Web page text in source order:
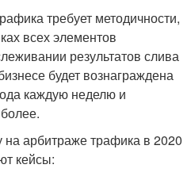
требует методичности,
всех элементов
результатов слива
будет вознаграждена
каждую неделю и
на арбитраже трафика в 2020
кейсы: